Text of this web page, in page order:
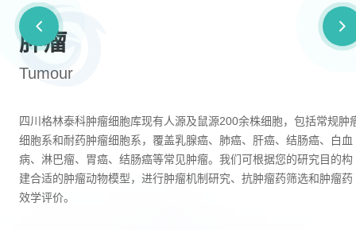
肿瘤
Tumour
四川格林泰科肿瘤细胞库现有人源及鼠源200余株细胞，包括常规肿
细胞系和耐药肿瘤细胞系，覆盖乳腺癌、肺癌、肝癌、结肠癌、白血
病、淋巴瘤、胃癌、结肠癌等常见肿瘤。我们可根据您的研究目的构
建合适的肿瘤动物模型，进行肿瘤机制研究、抗肿瘤药筛选和肿瘤药
效学评价。